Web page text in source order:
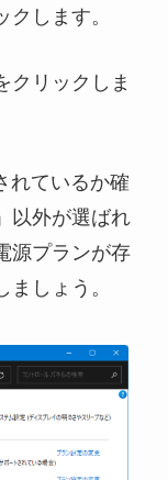
します。
クリックしま
れているか確
以外が選ばれ
源プランが存
しょう。